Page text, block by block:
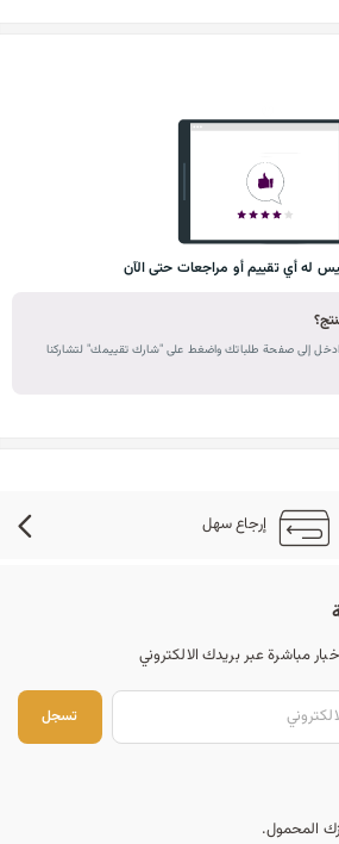
له أي تقييم أو مراجعات حتى الآن
إلى صفحة طلباتك واضغط على "شارك تقييمك" لتشاركنا
إرجاع سهل
مباشرة عبر بريدك الالكتروني
تسجل
المحمول.